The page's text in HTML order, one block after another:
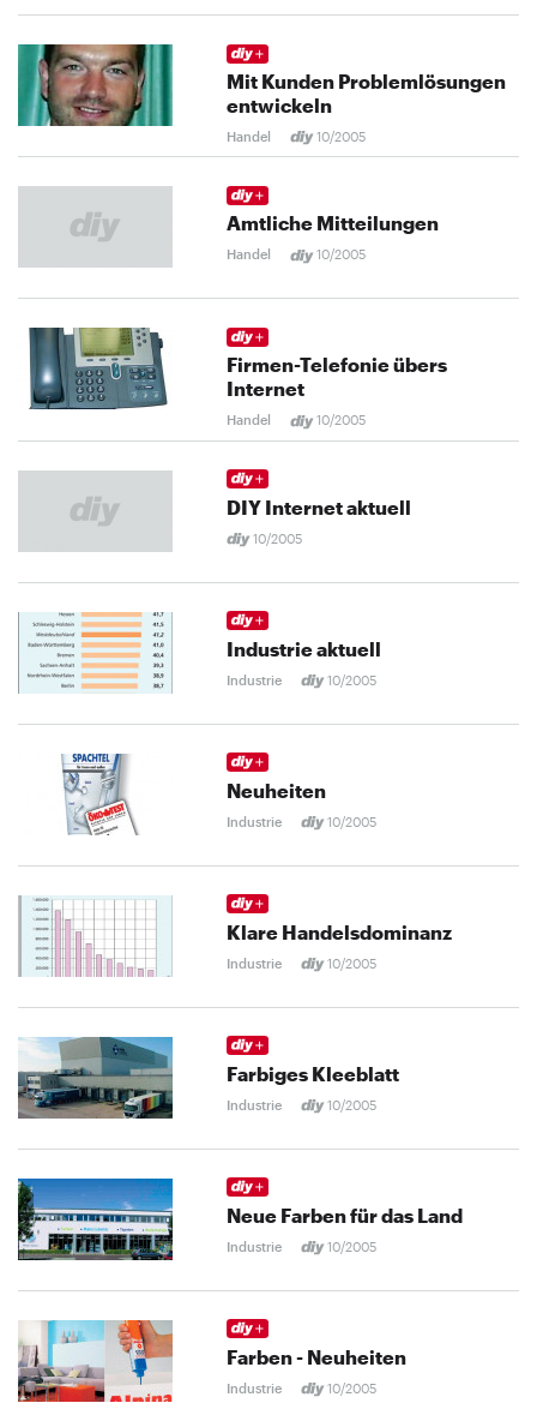
Mit Kunden Problemlösungen
entwickeln
Handel 10/2005
Amtliche Mitteilungen
Handel 10/2005
Firmen-Telefonie übers
Internet
Handel 10/2005
DIY Internet aktuell
10/2005
Industrie aktuell
Industrie 10/2005
Neuheiten
Industrie 10/2005
Klare Handelsdominanz
Industrie 10/2005
Farbiges Kleeblatt
Industrie 10/2005
Neue Farben für das Land
Industrie 10/2005
Farben - Neuheiten
Industrie 10/2005